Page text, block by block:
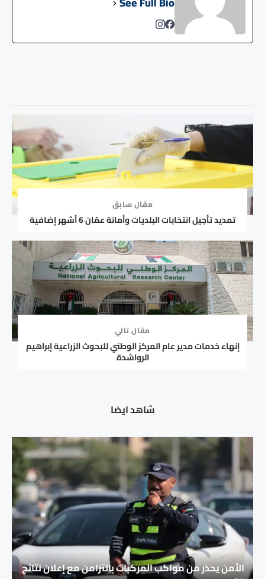
مقال سابق
تمديد تأجيل انتخابات البلديات وأمانة عمّان 6 أشهر إضافية
مقال تالي
إنهاء خدمات مدير عام المركز الوطني للبحوث الزراعية إبراهيم
الرواشدة
شاهد ايضا
الأمن يحذر من مواكب المركبات بالتزامن مع إعلان نتائج